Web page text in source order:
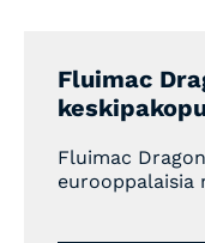
Fluimac
Fluimac
eurooppalaisia